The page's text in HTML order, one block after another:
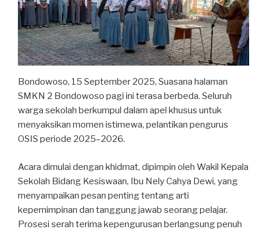
Bondowoso, 15 September 2025, Suasana halaman
SMKN 2 Bondowoso pagi ini terasa berbeda. Seluruh
warga sekolah berkumpul dalam apel khusus untuk
menyaksikan momen istimewa, pelantikan pengurus
OSIS periode 2025–2026.
Acara dimulai dengan khidmat, dipimpin oleh Wakil Kepala
Sekolah Bidang Kesiswaan, Ibu Nely Cahya Dewi, yang
menyampaikan pesan penting tentang arti
kepemimpinan dan tanggung jawab seorang pelajar.
Prosesi serah terima kepengurusan berlangsung penuh